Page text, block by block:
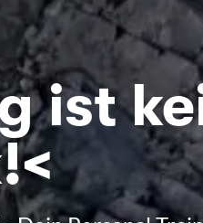
ist